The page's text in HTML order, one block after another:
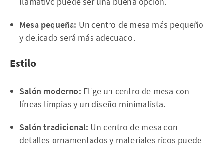
Mesa pequeña: Un centro de mesa más pequeño
y delicado será más adecuado.
Estilo
Salón moderno: Elige un centro de mesa con
líneas limpias y un diseño minimalista.
Salón tradicional: Un centro de mesa con
detalles ornamentados y materiales ricos puede